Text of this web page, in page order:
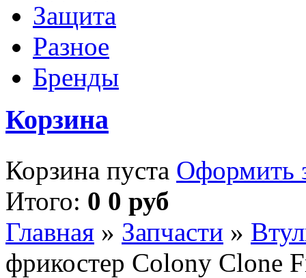
Защита
Разное
Бренды
Корзина
Корзина пуста Оформить
Итого: 0 0 руб
Главная » Запчасти »
фрикостер Colony Clone